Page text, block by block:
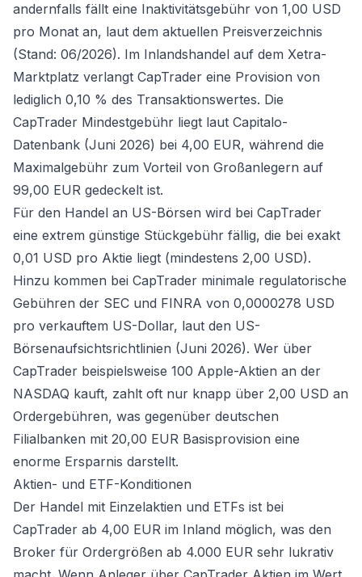
andernfalls fällt eine Inaktivitätsgebühr von 1,00 USD
pro Monat an, laut dem aktuellen Preisverzeichnis
(Stand: 06/2026). Im Inlandshandel auf dem Xetra-
Marktplatz verlangt CapTrader eine Provision von
lediglich 0,10 % des Transaktionswertes. Die
CapTrader Mindestgebühr liegt laut Capitalo-
Datenbank (Juni 2026) bei 4,00 EUR, während die
Maximalgebühr zum Vorteil von Großanlegern auf
99,00 EUR gedeckelt ist.
Für den Handel an US-Börsen wird bei CapTrader
eine extrem günstige Stückgebühr fällig, die bei exakt
0,01 USD pro Aktie liegt (mindestens 2,00 USD).
Hinzu kommen bei CapTrader minimale regulatorische
Gebühren der SEC und FINRA von 0,0000278 USD
pro verkauftem US-Dollar, laut den US-
Börsenaufsichtsrichtlinien (Juni 2026). Wer über
CapTrader beispielsweise 100 Apple-Aktien an der
NASDAQ kauft, zahlt oft nur knapp über 2,00 USD an
Ordergebühren, was gegenüber deutschen
Filialbanken mit 20,00 EUR Basisprovision eine
enorme Ersparnis darstellt.
Aktien- und ETF-Konditionen
Der Handel mit Einzelaktien und ETFs ist bei
CapTrader ab 4,00 EUR im Inland möglich, was den
Broker für Ordergrößen ab 4.000 EUR sehr lukrativ